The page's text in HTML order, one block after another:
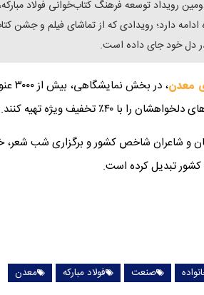
۷ آذرماه ادامه دارد؛ رویدادی که از تماشای فیلم و
دل خود جای داده است.
معدن
،
را با ۴۰٪ تخفیف ویژه تهیه کنند.
و شاعران شاخص کشور و برگزاری شب شعر،
تبدیل کرده است.
صنعت فولاد مبارکه معدن